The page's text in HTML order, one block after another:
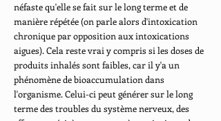
néfaste qu'elle se fait sur le long terme et de
manière répétée (on parle alors d'intoxication
chronique par opposition aux intoxications
aigues). Cela reste vrai y compris si les doses de
produits inhalés sont faibles, car il y'a un
phénomène de bioaccumulation dans
l'organisme. Celui-ci peut générer sur le long
terme des troubles du système nerveux, des